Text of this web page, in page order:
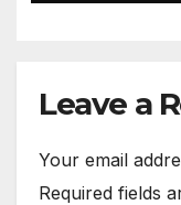
Leave a
Your email
Required fields